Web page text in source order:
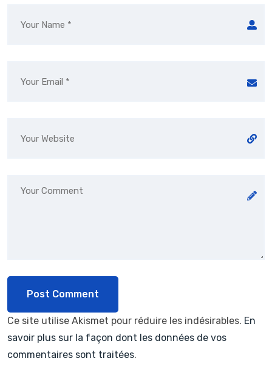
Ce site utilise Akismet pour réduire les indésirables. En
savoir plus sur la façon dont les données de vos
commentaires sont traitées.